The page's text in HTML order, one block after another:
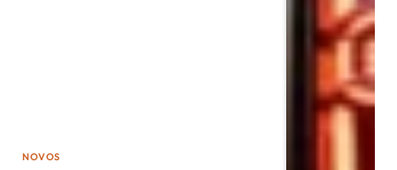
NOVOS